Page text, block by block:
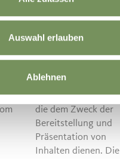
Auswahl erlauben
Ablehnen
und anderen
Website-
einem Bündel von
Cookies verbunden,
die dem Zweck der
Bereitstellung und
Präsentation von
Inhalten dienen. Die